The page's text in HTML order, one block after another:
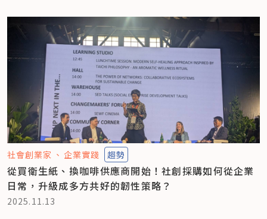
社會創業家 企業實踐 趨勢
從買衛生紙、換咖啡供應商開始！社創採購如何從企業
日常，升級成多方共好的韌性策略？
2025.11.13